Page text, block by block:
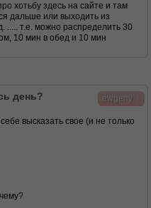
хотьбу здесь на сайте и там
дальше или выходить из
..... т.е. можно распределить 30
10 мин в обед и 10 мин
ewgeny
день?
высказать свое (и не только